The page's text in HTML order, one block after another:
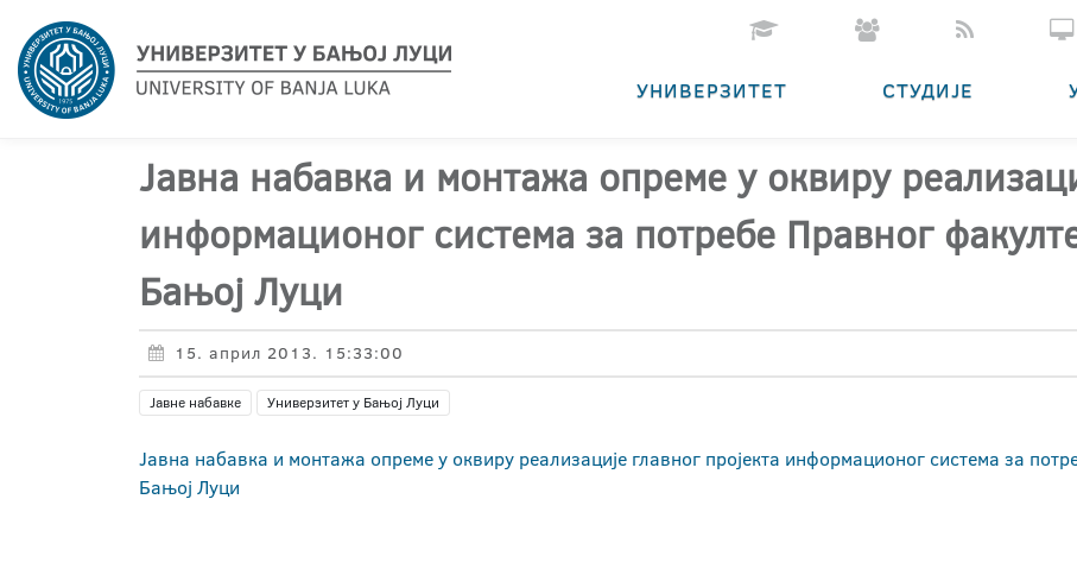
УНИВЕРЗИТЕТ СТУДИЈЕ
Јавна набавка и монтажа опреме у оквиру
информационог система за потребе Правног
Бањој Луци
15. април 2013. 15:33:00
Јавне набавке Универзитет у Бањој Луци
Јавна набавка и монтажа опреме у оквиру реализације главног пројекта информационог система за
Бањој Луци